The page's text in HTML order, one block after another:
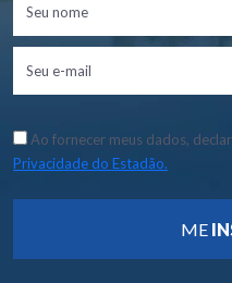
Ao fornecer meus dados,
Privacidade do Estadão.
ME